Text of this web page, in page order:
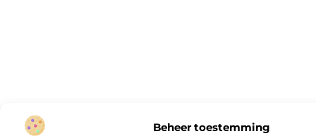
Beheer toestemming